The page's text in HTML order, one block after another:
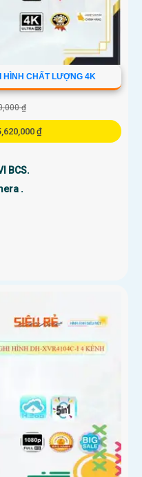
HÌNH CHẤT LƯỢNG 4K
₫
₫
BCS.
.